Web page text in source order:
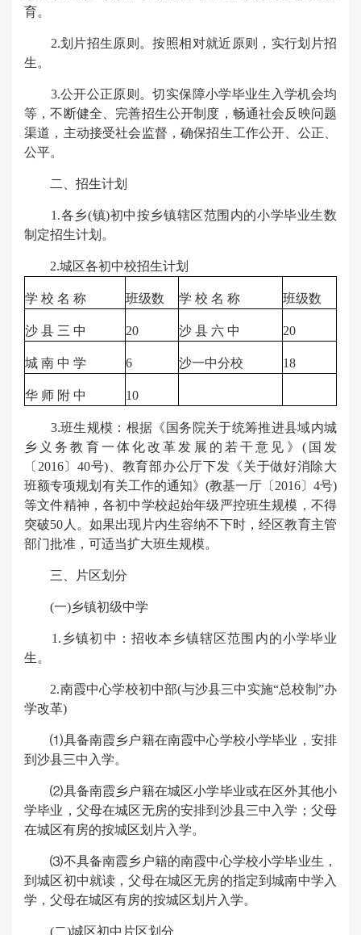
育。
2.划片招生原则。按照相对就近原则，实行划片招
生。
3.公开公正原则。切实保障小学毕业生入学机会均
等，不断健全、完善招生公开制度，畅通社会反映问题
渠道，主动接受社会监督，确保招生工作公开、公正、
公平。
二、招生计划
1.各乡(镇)初中按乡镇辖区范围内的小学毕业生数
制定招生计划。
2.城区各初中校招生计划
学 校 名 称 班级数 学 校 名 称 班级数
沙 县 三 中 20 沙 县 六 中 20
城 南 中 学 6 沙一中分校 18
华 师 附 中 10
3.班生规模：根据《国务院关于统筹推进县域内城
乡义务教育一体化改革发展的若干意见》(国发
〔2016〕40号)、教育部办公厅下发《关于做好消除大
班额专项规划有关工作的通知》(教基一厅〔2016〕4号)
等文件精神，各初中学校起始年级严控班生规模，不得
突破50人。如果出现片内生容纳不下时，经区教育主管
部门批准，可适当扩大班生规模。
三、片区划分
(一)乡镇初级中学
1.乡镇初中：招收本乡镇辖区范围内的小学毕业
生。
2.南霞中心学校初中部(与沙县三中实施“总校制”办
学改革)
⑴具备南霞乡户籍在南霞中心学校小学毕业，安排
到沙县三中入学。
⑵具备南霞乡户籍在城区小学毕业或在区外其他小
学毕业，父母在城区无房的安排到沙县三中入学；父母
在城区有房的按城区划片入学。
⑶不具备南霞乡户籍的南霞中心学校小学毕业生，
到城区初中就读，父母在城区无房的指定到城南中学入
学，父母在城区有房的按城区划片入学。
(二)城区初中片区划分